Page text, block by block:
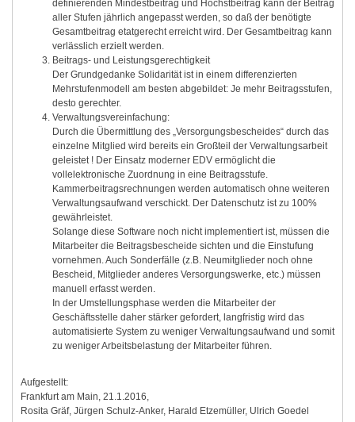
definierenden Mindestbeitrag und Höchstbeitrag kann der Beitrag
aller Stufen jährlich angepasst werden, so daß der benötigte
Gesamtbeitrag etatgerecht erreicht wird. Der Gesamtbeitrag kann
verlässlich erzielt werden.
Beitrags- und Leistungsgerechtigkeit
Der Grundgedanke Solidarität ist in einem differenzierten
Mehrstufenmodell am besten abgebildet: Je mehr Beitragsstufen,
desto gerechter.
Verwaltungsvereinfachung:
Durch die Übermittlung des „Versorgungsbescheides“ durch das
einzelne Mitglied wird bereits ein Großteil der Verwaltungsarbeit
geleistet ! Der Einsatz moderner EDV ermöglicht die
vollelektronische Zuordnung in eine Beitragsstufe.
Kammerbeitragsrechnungen werden automatisch ohne weiteren
Verwaltungsaufwand verschickt. Der Datenschutz ist zu 100%
gewährleistet.
Solange diese Software noch nicht implementiert ist, müssen die
Mitarbeiter die Beitragsbescheide sichten und die Einstufung
vornehmen. Auch Sonderfälle (z.B. Neumitglieder noch ohne
Bescheid, Mitglieder anderes Versorgungswerke, etc.) müssen
manuell erfasst werden.
In der Umstellungsphase werden die Mitarbeiter der
Geschäftsstelle daher stärker gefordert, langfristig wird das
automatisierte System zu weniger Verwaltungsaufwand und somit
zu weniger Arbeitsbelastung der Mitarbeiter führen.
Aufgestellt:
Frankfurt am Main, 21.1.2016,
Rosita Gräf, Jürgen Schulz-Anker, Harald Etzemüller, Ulrich Goedel